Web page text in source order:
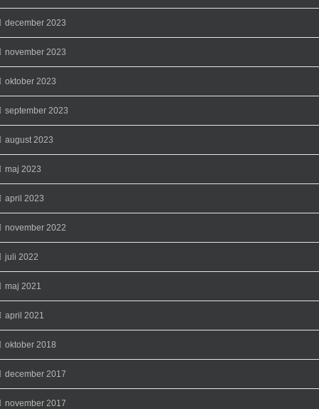
december 2023
november 2023
oktober 2023
september 2023
august 2023
maj 2023
april 2023
november 2022
juli 2022
maj 2021
april 2021
oktober 2018
december 2017
november 2017